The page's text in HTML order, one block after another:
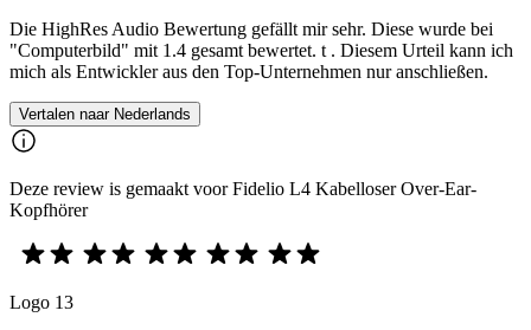
Die HighRes Audio Bewertung gefällt mir sehr. Diese wurde bei
"Computerbild" mit 1.4 gesamt bewertet. t . Diesem Urteil kann ich
mich als Entwickler aus den Top-Unternehmen nur anschließen.
Vertalen naar Nederlands
Deze review is gemaakt voor Fidelio L4 Kabelloser Over-Ear-
Kopfhörer
Logo 13